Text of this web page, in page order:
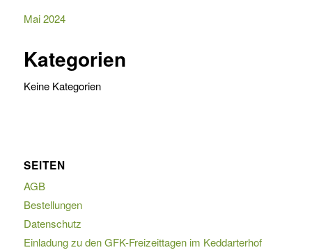
Mai 2024
Kategorien
Keine Kategorien
SEITEN
AGB
Bestellungen
Datenschutz
Einladung zu den GFK-Freizeittagen im Keddarterhof